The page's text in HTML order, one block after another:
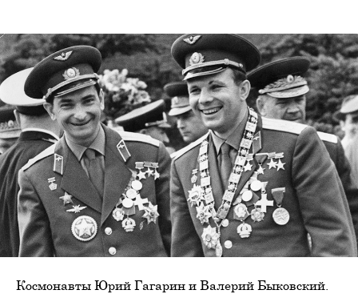
Космонавты Юрий Гагарин и Валерий Быковский.